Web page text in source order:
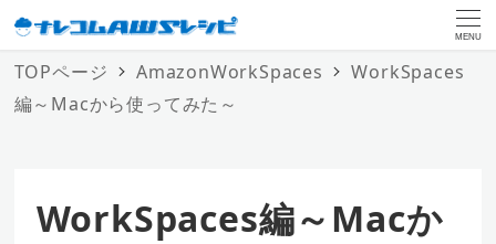
MENU
TOPページ AmazonWorkSpaces
WorkSpaces
編～Macから使ってみた～
WorkSpaces編～Macか